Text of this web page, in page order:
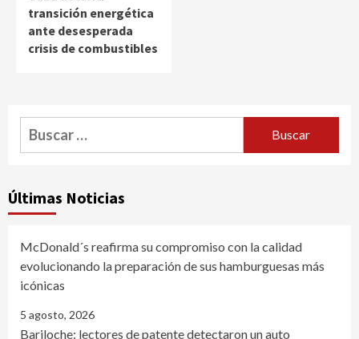
transición energética
ante desesperada
crisis de combustibles
Buscar:
Últimas Noticias
McDonald´s reafirma su compromiso con la calidad
evolucionando la preparación de sus hamburguesas más
icónicas
5 agosto, 2026
Bariloche: lectores de patente detectaron un auto